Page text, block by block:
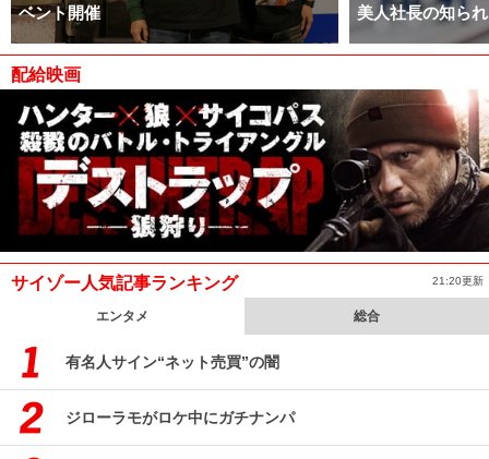
ベント開催
美人社長の知ら
配給映画
サイゾー人気記事ランキング 21:20更新
エンタメ 総合
有名人サイン“ネット売買”の闇
ジローラモがロケ中にガチナンパ